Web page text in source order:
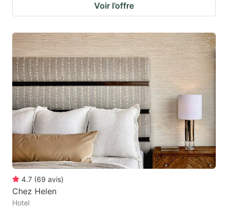
Voir l’offre
4.7 (69 avis)
Chez Helen
Hotel